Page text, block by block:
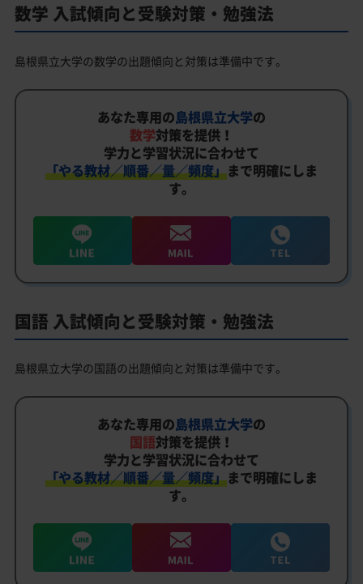
数学 入試傾向と受験対策・勉強法
島根県立大学の数学の出題傾向と対策は準備中です。
あなた専用の島根県立大学の
数学対策を提供！
学力と学習状況に合わせて
「やる教材／順番／量／頻度」まで明確にしま
す。
国語 入試傾向と受験対策・勉強法
島根県立大学の国語の出題傾向と対策は準備中です。
あなた専用の島根県立大学の
国語対策を提供！
学力と学習状況に合わせて
「やる教材／順番／量／頻度」まで明確にしま
す。